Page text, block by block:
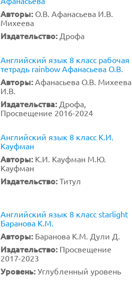
Авторы: О.В. Афанасьева И.В.
Михеева
Издательство: Дрофа
Английский язык 8 класс рабочая
тетрадь rainbow Афанасьева О.В.
Авторы: Афанасьева О.В. Михеева
И.В.
Издательства: Дрофа,
Просвещение 2016-2024
Английский язык 8 класс К.И.
Кауфман
Авторы: К.И. Кауфман М.Ю.
Кауфман
Издательство: Титул
Английский язык 8 класс starlight
Баранова К.М.
Авторы: Баранова К.М. Дули Д.
Издательство: Просвещение
2017-2023
Уровень: Углубленный уровень